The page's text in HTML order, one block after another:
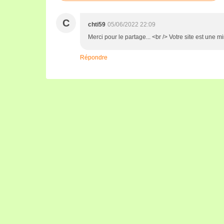
C chti59 05/06/2022 22:09
Merci pour le partage... <br /> Votre site est une
Répondre